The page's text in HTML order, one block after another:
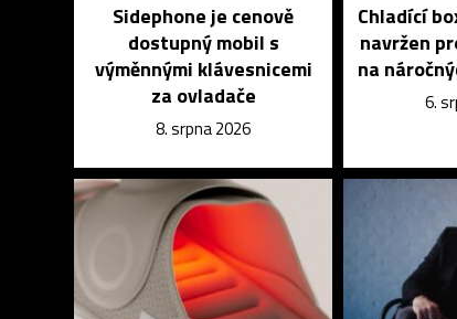
Sidephone je cenově
dostupný mobil s
výměnnými klávesnicemi
za ovladače
8. srpna 2026
Chladící
navržen
na
6.